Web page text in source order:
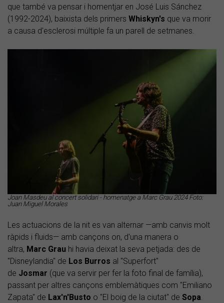
que també va pensar i homentjar en José Luis Sánchez
(1992-2024), baixista dels primers Whiskyn's que va morir
a causa d'esclerosi múltiple fa un parell de setmanes.
Joan Masdeu al concert solidari - homenatge a Marc Grau 2024 Foto:
Juan Miguel Morales
Les actuacions de la nit es van alternar —amb canvis molt
ràpids i fluids— amb cançons on, d'una manera o
altra, Marc Grau hi havia deixat la seva petjada: des de
"Disneylandia" de Los Burros al "Superfort"
de Josmar (que va servir per fer la foto final de família),
passant per altres cançons emblemàtiques com "Emiliano
Zapata" de Lax'n'Busto o "El boig de la ciutat" de Sopa.